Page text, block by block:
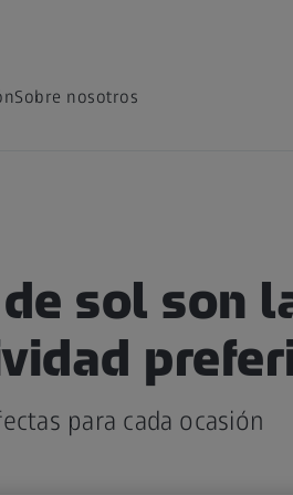
Sobre nosotros
sol son
para cada ocasión